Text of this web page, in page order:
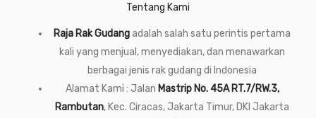
Tentang Kami
Raja Rak Gudangadalah salah satu perintis pertama
kali yang menjual, menyediakan, dan menawarkan
berbagai jenis rak gudang di Indonesia
Alamat Kami : Jalan Mastrip No. 45A RT.7/RW.3,
Rambutan, Kec. Ciracas, Jakarta Timur, DKI Jakarta